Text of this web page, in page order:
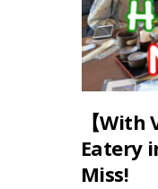
【
Eatery
Miss!